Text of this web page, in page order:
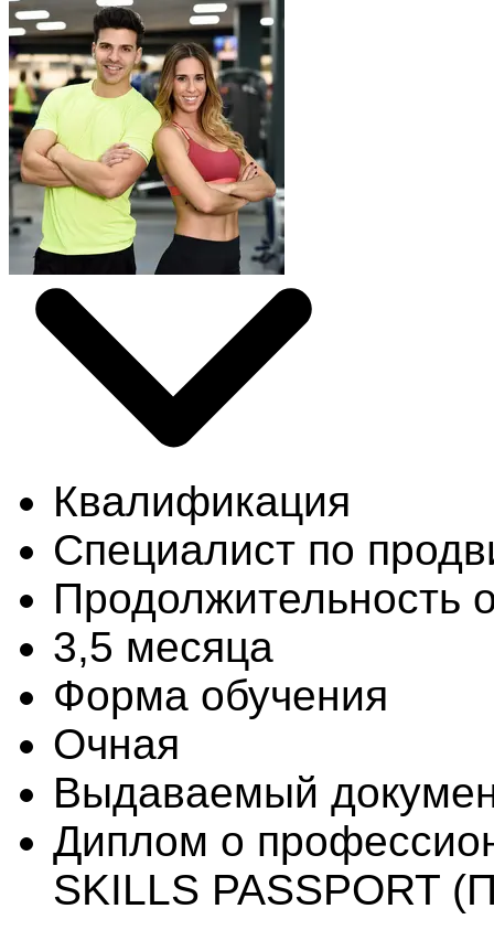
Квалификация
Специалист по
Продолжительность
3,5 месяца
Форма обучения
Очная
Выдаваемый
Диплом о
SKILLS PASSPORT